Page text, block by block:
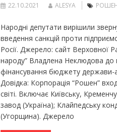
22.10.2021 ALESYA
Народні депутати вирішили
введення санкцій проти
Росії. Джерело: сайт Верховної
народу” Владлена Неклюдова до
фінансування бюджету держави-
Довідка: Корпорація “Рошен”
світі. Включає Київську,
завод (Україна); Клайпедську
(Угорщина). Джерело